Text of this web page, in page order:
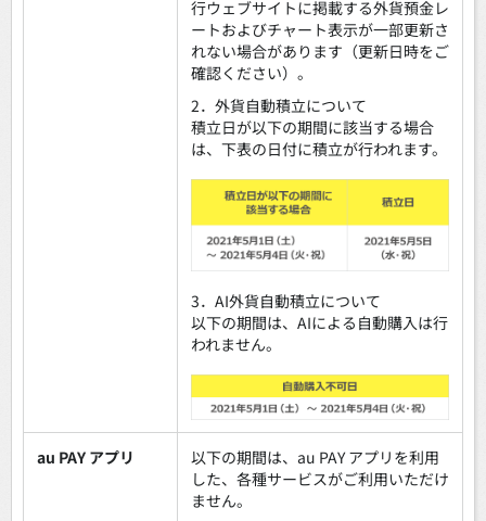
行ウェブサイトに掲載する外貨預金レ
ートおよびチャート表示が一部更新さ
れない場合があります（更新日時をご
確認ください）。
2．外貨自動積立について
積立日が以下の期間に該当する場合
は、下表の日付に積立が行われます。
3．AI外貨自動積立について
以下の期間は、AIによる自動購入は行
われません。
au PAY アプリ
以下の期間は、au PAY アプリを利用
した、各種サービスがご利用いただけ
ません。